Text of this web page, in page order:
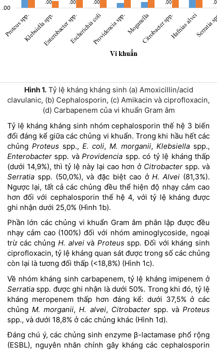
Hình 1.Tỷ lệ kháng kháng sinh (a) Amoxicillin/acid
clavulanic, (b) Cephalosporin, (c) Amikacin và ciprofloxacin,
(d) Carbapenem của vi khuẩn Gram âm
Tỷ lệ kháng kháng sinh nhóm cephalosporin thế hệ 3 biến
đổi đáng kể giữa các chủng vi khuẩn. Trong khi hầu hết các
chủng Proteus spp., E. coli, M. morganii, Klebsiella spp.,
Enterobacter spp. vàProvidencia spp. có tỷ lệ kháng thấp
(dưới 14,9%), thì tỷ lệ này lại cao hơn ở Citrobacter spp. và
Serratia spp. (50,0%), và đặc biệt cao ởH. Alvei (81,3%).
Ngược lại, tất cả các chủng đều thể hiện độ nhạy cảm cao
hơn đối với cephalosporin thế hệ 4, với tỷ lệ kháng được
ghi nhận dưới 25,0% (Hình 1b).
Phần lớn các chủng vi khuẩn Gram âm phân lập được đều
nhạy cảm cao (100%) đối với nhóm aminoglycoside, ngoại
trừ các chủng H. alveivà Proteusspp. Đối với kháng sinh
ciprofloxacin, tỷ lệ kháng quan sát được trong số các chủng
còn lại là tương đối thấp (<18,8%) (Hình 1c).
Về nhóm kháng sinh carbapenem, tỷ lệ kháng imipenem ở
Serratia spp. được ghi nhận là dưới 50%. Trong khi đó, tỷ lệ
kháng meropenem thấp hơn đáng kể: dưới 37,5% ở các
chủngM. morganii,H. alvei, Citrobacterspp. và Proteus
spp., và dưới 18,8% ở các chủng khác (Hình 1d).
Đáng chú ý, các chủng sinh enzyme β-lactamase phổ rộng
(ESBL), nguyên nhân chính gây kháng các cephalosporin